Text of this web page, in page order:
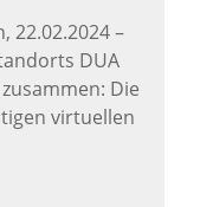
22.02.2024–
DUA
Die
virtuellen